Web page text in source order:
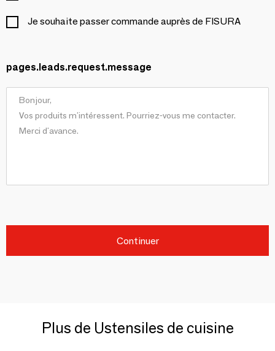
Je souhaite passer commande auprès de FISURA
pages.leads.request.message
Continuer
Plus de Ustensiles de cuisine